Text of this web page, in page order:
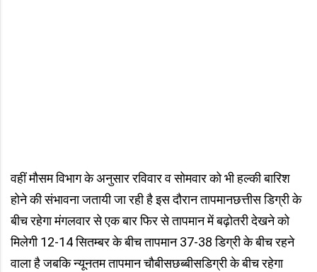
वहीं मौसम विभाग के अनुसार रविवार व सोमवार को भी हल्की बारिश
होने की संभावना जतायी जा रही है इस दौरान तापमानछत्तीस डिग्री के
बीच रहेगा मंगलवार से एक बार फिर से तापमान में बढ़ोतरी देखने को
मिलेगी 12-14 सितम्बर के बीच तापमान 37-38 डिग्री के बीच रहने
वाला है जबकि न्यूनतम तापमान चौबीसछब्बीसडिग्री के बीच रहेगा